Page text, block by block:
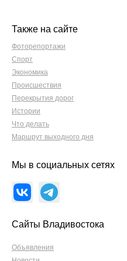
Также на сайте
Фоторепортажи
Спорт
Экономика
Происшествия
Перекрытия дорог
Истории
Что делать
Маршрут выходного дня
Мы в социальных сетях
Сайты Владивостока
Объявления